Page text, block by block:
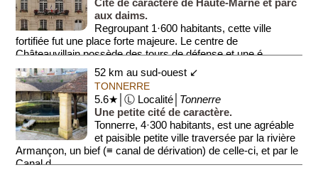
Cité de caractère de Haute-Marne et parc
aux daims.
Regroupant 1·600 habitants, cette ville
fortifiée fut une place forte majeure. Le centre de
Châteauvillain possède des tours de défense et une é...
52 km au sud-ouest ↙
TONNERRE
5.6★│Ⓛ Localité│ Tonnerre
Une petite cité de caractère.
Tonnerre, 4·300 habitants, est une agréable
et paisible petite ville traversée par la rivière
Armançon, un bief (≡ canal de dérivation) de celle-ci, et par le
Canal d...